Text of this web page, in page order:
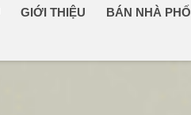
GIỚI THIỆU BÁN NHÀ PHỐ